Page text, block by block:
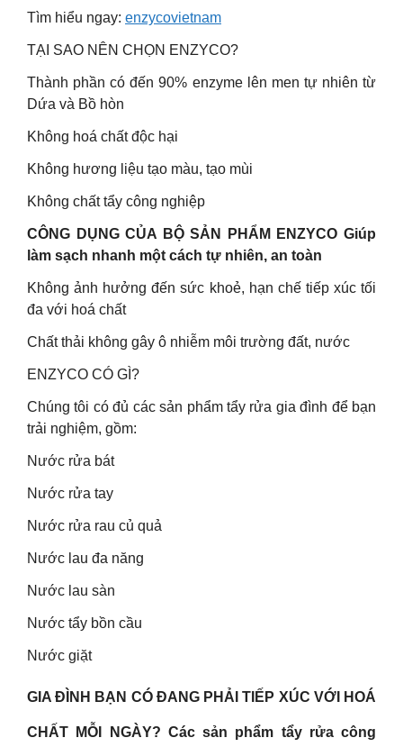
Tìm hiểu ngay: enzycovietnam
TẠI SAO NÊN CHỌN ENZYCO?
Thành phần có đến 90% enzyme lên men tự nhiên từ
Dứa và Bồ hòn
Không hoá chất độc hại
Không hương liệu tạo màu, tạo mùi
Không chất tẩy công nghiệp
CÔNG DỤNG CỦA BỘ SẢN PHẨM ENZYCO Giúp
làm sạch nhanh một cách tự nhiên, an toàn
Không ảnh hưởng đến sức khoẻ, hạn chế tiếp xúc tối
đa với hoá chất
Chất thải không gây ô nhiễm môi trường đất, nước
ENZYCO CÓ GÌ?
Chúng tôi có đủ các sản phẩm tẩy rửa gia đình để bạn
trải nghiệm, gồm:
Nước rửa bát
Nước rửa tay
Nước rửa rau củ quả
Nước lau đa năng
Nước lau sàn
Nước tẩy bồn cầu
Nước giặt
GIA ĐÌNH BẠN CÓ ĐANG PHẢI TIẾP XÚC VỚI HOÁ
CHẤT MỖI NGÀY? Các sản phẩm tẩy rửa công